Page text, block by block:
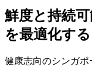
鮮度と持続
を最適化する
健康志向のシンガ